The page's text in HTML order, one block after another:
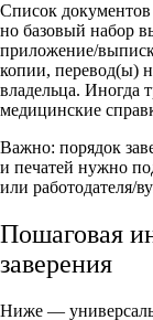
Список документов
но базовый набор
приложение/
копии, перевод(ы)
владельца. Иногда
медицинские
Важно: порядок
и печатей нужно
или работодателя/
Пошаговая
заверения
Ниже —